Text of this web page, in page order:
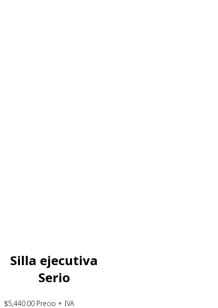
Silla ejecutiva
Serio
$5,440.00 Precio + IVA